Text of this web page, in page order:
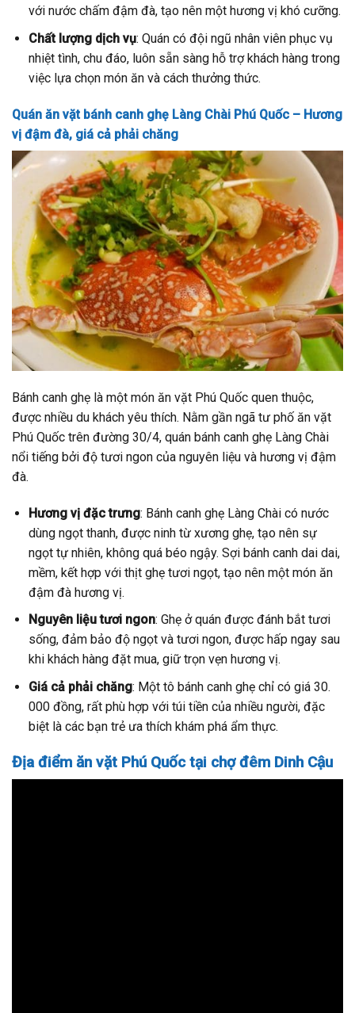
với nước chấm đậm đà, tạo nên một hương vị khó cưỡng.
Chất lượng dịch vụ: Quán có đội ngũ nhân viên phục vụ
nhiệt tình, chu đáo, luôn sẵn sàng hỗ trợ khách hàng trong
việc lựa chọn món ăn và cách thưởng thức.
Quán ăn vặt bánh canh ghẹ Làng Chài Phú Quốc – Hương
vị đậm đà, giá cả phải chăng
Bánh canh ghẹ là một món ăn vặt Phú Quốc quen thuộc,
được nhiều du khách yêu thích. Nằm gần ngã tư phố ăn vặt
Phú Quốc trên đường 30/4, quán bánh canh ghẹ Làng Chài
nổi tiếng bởi độ tươi ngon của nguyên liệu và hương vị đậm
đà.
Hương vị đặc trưng: Bánh canh ghẹ Làng Chài có nước
dùng ngọt thanh, được ninh từ xương ghẹ, tạo nên sự
ngọt tự nhiên, không quá béo ngậy. Sợi bánh canh dai dai,
mềm, kết hợp với thịt ghẹ tươi ngọt, tạo nên một món ăn
đậm đà hương vị.
Nguyên liệu tươi ngon: Ghẹ ở quán được đánh bắt tươi
sống, đảm bảo độ ngọt và tươi ngon, được hấp ngay sau
khi khách hàng đặt mua, giữ trọn vẹn hương vị.
Giá cả phải chăng: Một tô bánh canh ghẹ chỉ có giá 30.
000 đồng, rất phù hợp với túi tiền của nhiều người, đặc
biệt là các bạn trẻ ưa thích khám phá ẩm thực.
Địa điểm ăn vặt Phú Quốc tại chợ đêm Dinh Cậu